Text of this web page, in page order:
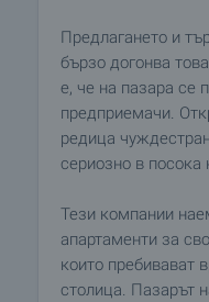
Предлагането и
бързо догонва
е, че на пазара се
предприемачи.
редица
сериозно в посока
Тези компании
апартаменти за
които пребивават
столица. Пазарът